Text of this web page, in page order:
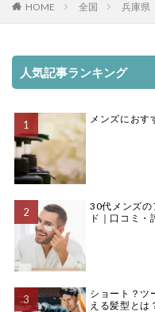
HOME 全国 兵庫県
人気記事ランキング
メンズにおす
30代メンズの
ド｜口コミ・
ショート？ツ
える髪型とは